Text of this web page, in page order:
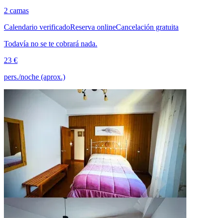
2 camas
Calendario verificadoReserva onlineCancelación gratuita
Todavía no se te cobrará nada.
23 €
pers./noche (aprox.)